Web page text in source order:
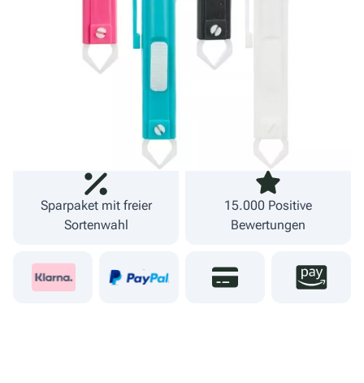
Lieferzeit 1-3 Werktage
Sparpaket mit freier
Sortenwahl
15.000 Positive
Bewertungen